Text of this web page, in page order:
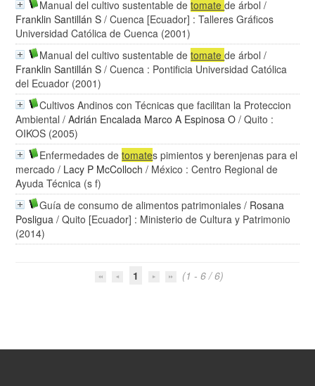
Manual del cultivo sustentable detomatede árbol /
Franklin Santillán S / Cuenca [Ecuador] : Talleres Gráficos
Universidad Católica de Cuenca (2001)
Manual del cultivo sustentable detomatede árbol /
Franklin Santillán S / Cuenca : Pontificia Universidad Católica
del Ecuador (2001)
Cultivos Andinos con Técnicas que facilitan la Proteccion
Ambiental /Adrián Encalada Marco A Espinosa O / Quito :
OIKOS (2005)
Enfermedades detomates pimientos y berenjenas para el
mercado / Lacy P McColloch / México : Centro Regional de
Ayuda Técnica (s f)
Guía de consumo de alimentos patrimoniales / Rosana
Posligua / Quito [Ecuador] : Ministerio de Cultura y Patrimonio
(2014)
1 (1 - 6 / 6)